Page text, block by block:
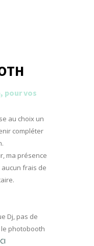
pour vos
au choix un
compléter
ma présence
aucun frais de
Dj, pas de
photobooth